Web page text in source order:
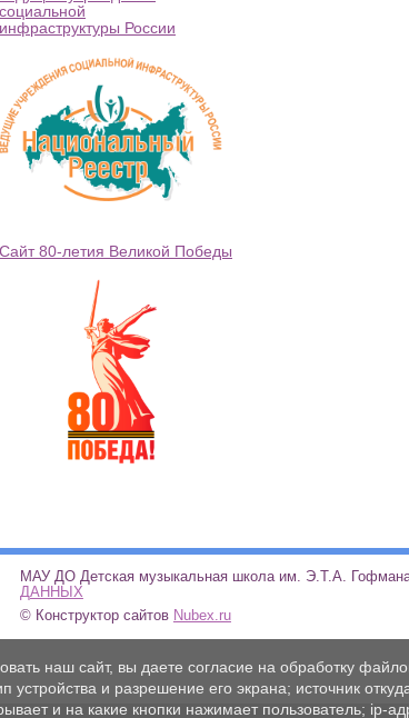
социальной
инфраструктуры России
Сайт 80-летия Великой Победы
МАУ ДО Детская музыкальная школа им.
ДАННЫХ
© Конструктор сайтов Nubex.ru
наш сайт, вы даете согласие на обработку
устройства и разрешение его экрана; источник
и на какие кнопки нажимает пользователь; ip-